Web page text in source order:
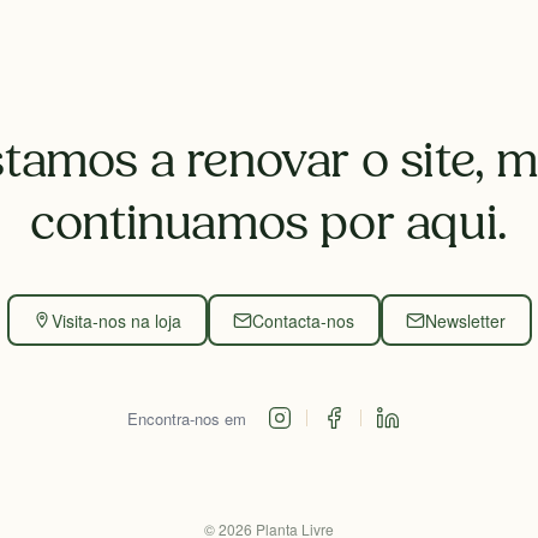
a renovar o site,
continuamos por aqui.
Visita-nos na loja Contacta-nos Newsletter
Encontra-nos em
©2026 Planta Livre